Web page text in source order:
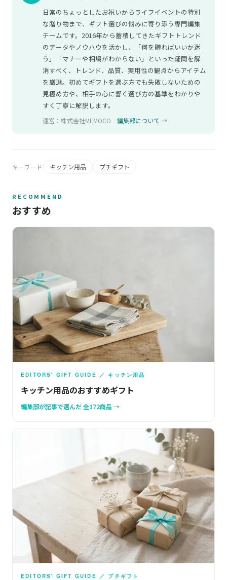
日常のちょっとしたお祝いからライフイベントの特別
な贈り物まで、ギフト選びの悩みに寄り添う専門編集
チームです。2016年から蓄積してきたギフトトレンド
のデータやノウハウを活かし、「何を贈ればいいか迷
う」「マナーや相場がわからない」といった疑問を解
消すべく、トレンド、品質、実用性の観点からアイテム
を厳選。初めてギフトを選ぶ方でも失敗しないための
見極め方や、相手の心に響く選び方の基準をわかりや
すく丁寧に解説します。
運営：株式会社MEMOCO 編集部について →
キーワード キッチン用品 プチギフト
RECOMMEND
おすすめ
EDITORS' GIFT GUIDE ／ キッチン用品
キッチン用品のおすすめギフト
編集部が記事で選んだ 全172商品 →
EDITORS' GIFT GUIDE ／ プチギフト